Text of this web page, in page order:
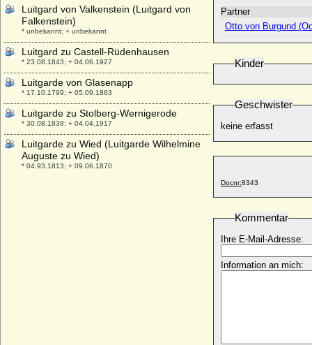
Partner
Otto von Burgund
Kinder
Geschwister
keine erfasst
Docnr:8343
Kommentar
Ihre E-Mail-Adresse:
Information an mich:
Luitgard von Valkenstein (Luitgard von
Falkenstein)
* unbekannt; + unbekannt
Luitgard zu Castell-Rüdenhausen
* 23.08.1843; + 04.06.1927
Luitgarde von Glasenapp
* 17.10.1799; + 05.09.1863
Luitgarde zu Stolberg-Wernigerode
* 30.08.1838; + 04.04.1917
Luitgarde zu Wied (Luitgarde Wilhelmine
Auguste zu Wied)
* 04.93.1813; + 09.06.1870